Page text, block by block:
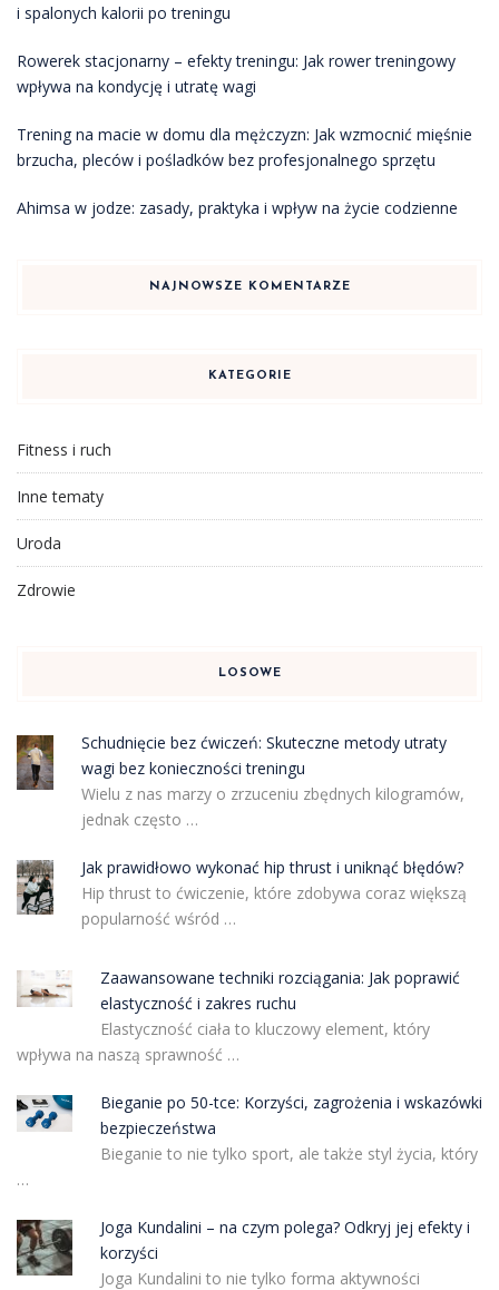
i spalonych kalorii po treningu
Rowerek stacjonarny – efekty treningu: Jak rower treningowy
wpływa na kondycję i utratę wagi
Trening na macie w domu dla mężczyzn: Jak wzmocnić mięśnie
brzucha, pleców i pośladków bez profesjonalnego sprzętu
Ahimsa w jodze: zasady, praktyka i wpływ na życie codzienne
NAJNOWSZE KOMENTARZE
KATEGORIE
Fitness i ruch
Inne tematy
Uroda
Zdrowie
LOSOWE
Schudnięcie bez ćwiczeń: Skuteczne metody utraty
wagi bez konieczności treningu
Wielu z nas marzy o zrzuceniu zbędnych kilogramów,
jednak często …
Jak prawidłowo wykonać hip thrust i uniknąć błędów?
Hip thrust to ćwiczenie, które zdobywa coraz większą
popularność wśród …
Zaawansowane techniki rozciągania: Jak poprawić
elastyczność i zakres ruchu
Elastyczność ciała to kluczowy element, który
wpływa na naszą sprawność …
Bieganie po 50-tce: Korzyści, zagrożenia i wskazówki
bezpieczeństwa
Bieganie to nie tylko sport, ale także styl życia, który
…
Joga Kundalini – na czym polega? Odkryj jej efekty i
korzyści
Joga Kundalini to nie tylko forma aktywności